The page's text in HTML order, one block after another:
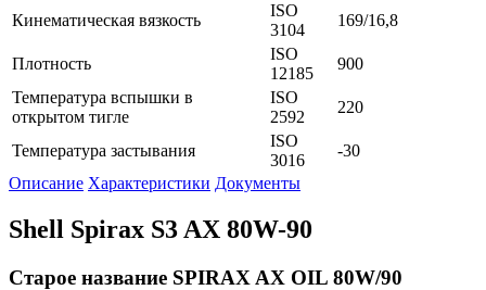
Кинематическая вязкость
ISO
3104
169/16,8
Плотность
ISO
12185
900
Температура вспышки в
открытом тигле
ISO
2592
220
Температура застывания
ISO
3016
-30
Описание Характеристики Документы
Shell Spirax S3 AX 80W-90
Старое название SPIRAX AX OIL 80W/90